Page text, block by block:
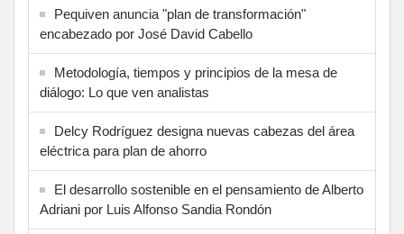
Pequiven anuncia "plan de transformación"
encabezado por José David Cabello
Metodología, tiempos y principios de la mesa de
diálogo: Lo que ven analistas
Delcy Rodríguez designa nuevas cabezas del área
eléctrica para plan de ahorro
El desarrollo sostenible en el pensamiento de Alberto
Adriani por Luis Alfonso Sandia Rondón